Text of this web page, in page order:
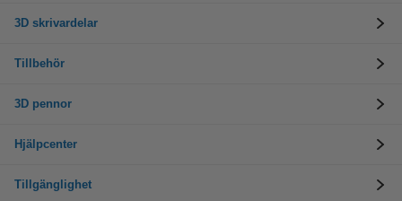
3D skrivardelar
Tillbehör
3D pennor
Hjälpcenter
Tillgänglighet